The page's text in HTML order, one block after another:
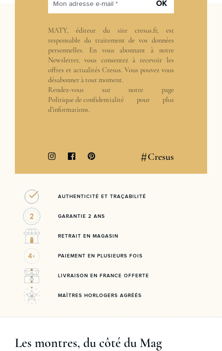
Mon adresse e-mail * OK
MATY, éditeur du site cresus.fr, est
responsable du traitement de vos données
personnelles. En vous abonnant à notre
Newsletter, vous consentez à recevoir les
offres et actualités Cresus. Vous pouvez vous
désabonner à tout moment.
Rendez-vous sur notre page
Politique de confidentialité pour plus
d’informations.
#Cresus
AUTHENTICITÉ ET TRAÇABILITÉ
GARANTIE 2 ANS
RETRAIT EN MAGASIN
PAIEMENT EN PLUSIEURS FOIS
LIVRAISON EN FRANCE OFFERTE
MAÎTRES HORLOGERS AGRÉÉS
Les montres, du côté du Mag